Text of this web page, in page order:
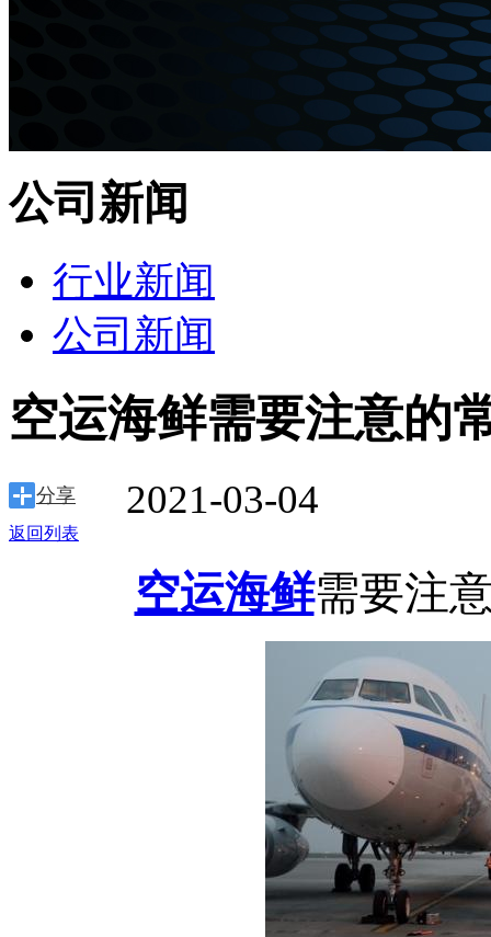
公司新闻
行业新闻
公司新闻
空运海鲜需要注意的
2021-03-04
分享
返回列表
空运海鲜需要注